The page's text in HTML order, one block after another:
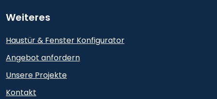
Weiteres
Haustür & Fenster Konfigurator
Angebot anfordern
Unsere Projekte
Kontakt